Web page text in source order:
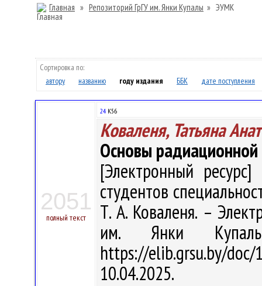
Главная » Репозиторий ГрГУ им. Янки Купалы » ЭУМК
Сортировка по:
автору
названию году издания ББК дате поступления
2051
полный текст
24 К56
Коваленя, Татьяна
Основы
[Электронный
студентов
Т. А. Коваленя. –
им. Янки
https://elib.grsu.by/
10.04.2025.